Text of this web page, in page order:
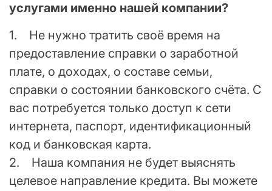
услугами именно нашей компании?
1. Не нужно тратить своё время на
предоставление справки о заработной
плате, о доходах, о составе семьи,
справки о состоянии банковского счёта. С
вас потребуется только доступ к сети
интернета, паспорт, идентификационный
код и банковская карта.
2. Наша компания не будет выяснять
целевое направление кредита. Вы можете